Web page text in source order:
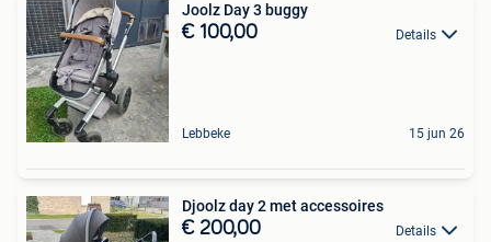
Joolz Day 3 buggy
€ 100,00 Details
Lebbeke 15 jun 26
Djoolz day 2 met accessoires
€ 200,00 Details